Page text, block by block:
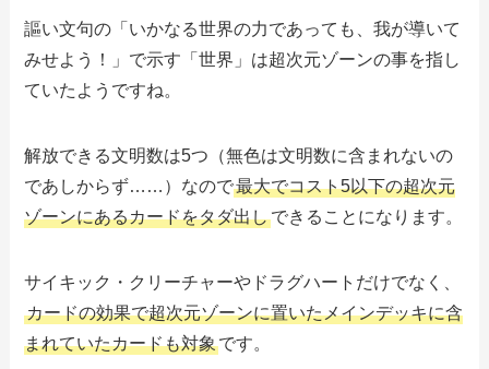
謳い文句の「いかなる世界の力であっても、我が導いて
みせよう！」で示す「世界」は超次元ゾーンの事を指し
ていたようですね。
解放できる文明数は5つ（無色は文明数に含まれないの
であしからず……）なので最大でコスト5以下の超次元
ゾーンにあるカードをタダ出しできることになります。
サイキック・クリーチャーやドラグハートだけでなく、
カードの効果で超次元ゾーンに置いたメインデッキに含
まれていたカードも対象です。